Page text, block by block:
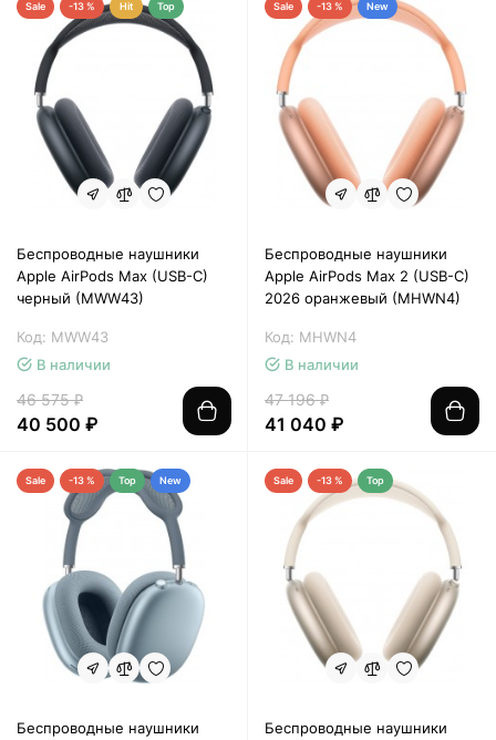
Sale -13 % Hit Top
Беспроводные наушники
Apple AirPods Max (USB-C)
черный (MWW43)
Код: MWW43
В наличии
46 575 ₽
40 500 ₽
Sale -13 % New
Беспроводные наушники
Apple AirPods Max 2 (USB-C)
2026 оранжевый (MHWN4)
Код: MHWN4
В наличии
47 196 ₽
41 040 ₽
Sale -13 % Top New
Беспроводные наушники
Sale -13 % Top
Беспроводные наушники